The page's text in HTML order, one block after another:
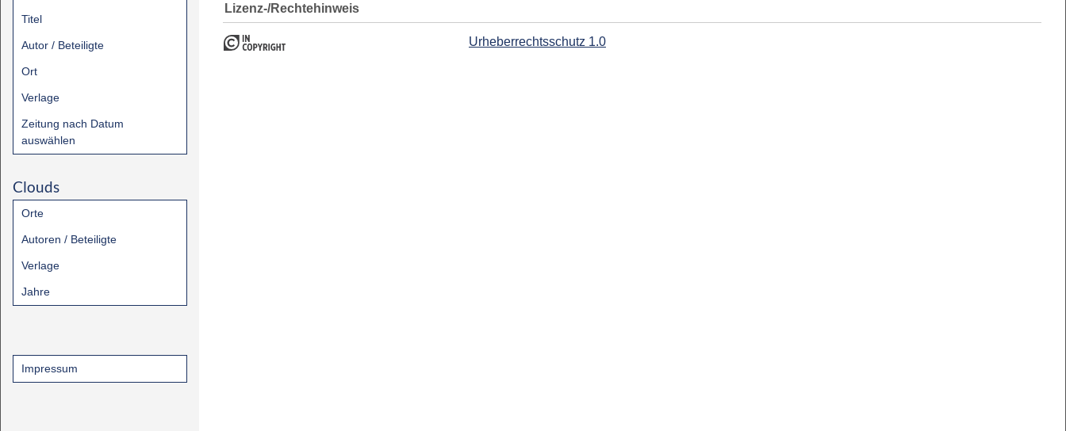
Titel
Autor / Beteiligte
Ort
Verlage
Zeitung nach Datum
auswählen
Clouds
Orte
Autoren / Beteiligte
Verlage
Jahre
Impressum
Lizenz-/Rechtehinweis
Urheberrechtsschutz 1.0